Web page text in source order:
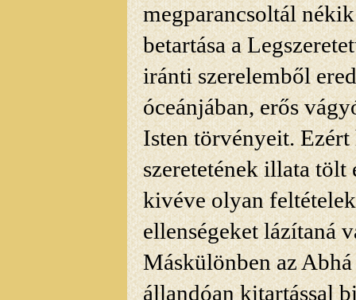
megparancsoltál
betartása a
iránti szerelemből
óceánjában, erős
Isten törvényeit.
szeretetének illata
kivéve olyan
ellenségeket lázítaná
Máskülönben az Abhá
állandóan kitartással